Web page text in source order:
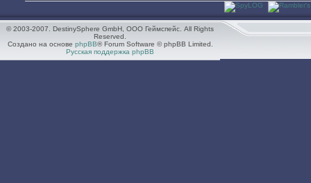
© 2003-2007. DestinySphere GmbH, ООО Геймспейс. All Rights
Reserved.
Создано на основе phpBB® Forum Software © phpBB Limited.
Русская поддержка phpBB